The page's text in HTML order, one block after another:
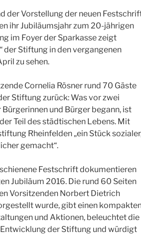
der Vorstellung der neuen
ihr Jubiläumsjahr zum 20-jährigen
im Foyer der Sparkasse zeigt
Stiftung in den vergangenen
zu sehen.
Cornelia Rösner rund 70 Gäste
Stiftung zurück: Was vor zwei
und Bürger begann, ist
Teil des städtischen Lebens. Mit
Rheinfelden „ein Stück
gemacht“.
Festschrift dokumentieren
Jubiläum 2016. Die rund 60 Seiten
Vorsitzenden Norbert Dietrich
wurde, gibt einen
und Aktionen, beleuchtet die
der Stiftung und würdigt